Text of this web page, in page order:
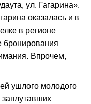
ул. Гагарина».
оказалась и в
в регионе
бронирования
Впрочем,
ушлого молодого
заплутавших